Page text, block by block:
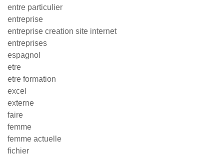
entre particulier
entreprise
entreprise creation site internet
entreprises
espagnol
etre
etre formation
excel
externe
faire
femme
femme actuelle
fichier